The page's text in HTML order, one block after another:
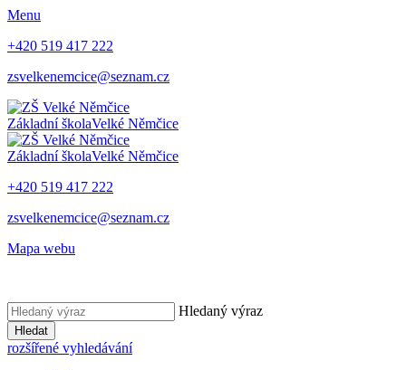
Menu
+420 519 417 222
zsvelkenemcice@seznam.cz
Základní školaVelké Němčice
Základní školaVelké Němčice
+420 519 417 222
zsvelkenemcice@seznam.cz
Mapa webu
Hledaný výraz
Hledat
rozšířené vyhledávání